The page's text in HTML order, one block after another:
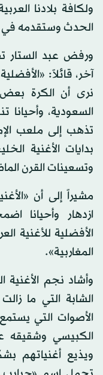
ولكافة بلادنا
الحدث وستقدمه في
ورفض عبد الستار
آخر، قائلاً:
نرى أن الكرة
السعودية،
تذهب إلى ملعب
بدايات الأغنية
وتسعينات القرن
مشيراً إلى أن
ازدهار وأحيانا
الأفضلية للأغنية
المغاربية».
وأشاد نجم الأغنية
الشابة التي ما
الأصوات التي
الكبيسي وشقيقه
ويذيع أغنياتهم